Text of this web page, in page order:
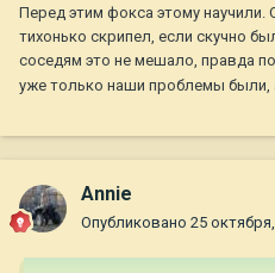
Перед этим фокса этому
тихонько скрипел, если скучно
соседям это не мешало, правда
уже только наши проблемы были,
Annie
Опубликовано 25